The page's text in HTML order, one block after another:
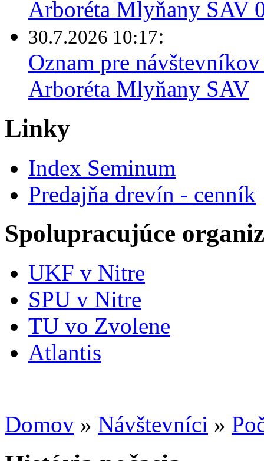
Arboréta Mlyňany SAV
30.7.2026 10:17:
Oznam pre
Arboréta Mlyňany SAV
Linky
Index Seminum
Predajňa drevín - cenník
Spolupracujúce
UKF v Nitre
SPU v Nitre
TU vo Zvolene
Atlantis
Domov » Návštevníci »